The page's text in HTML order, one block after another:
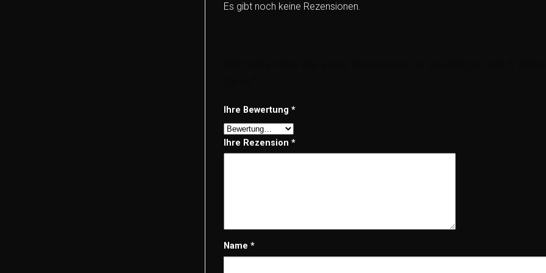
Es gibt noch keine Rezensionen.
Ihre Bewertung *
Ihre Rezension *
Name *